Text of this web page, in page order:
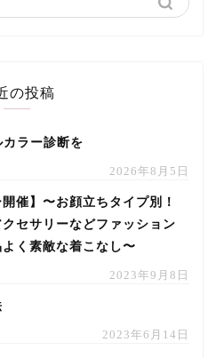
の投稿
ラー診断を
2026年8月5日
催】〜お顔立ちタイプ別！
セサリーなどファッション
く素敵な着こなし〜
2023年9月8日
2023年6月14日